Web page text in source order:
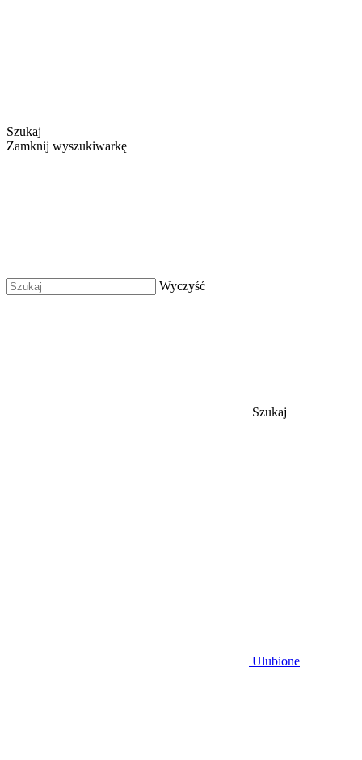
Szukaj
Zamknij wyszukiwarkę
Wyczyść
Szukaj
Ulubione